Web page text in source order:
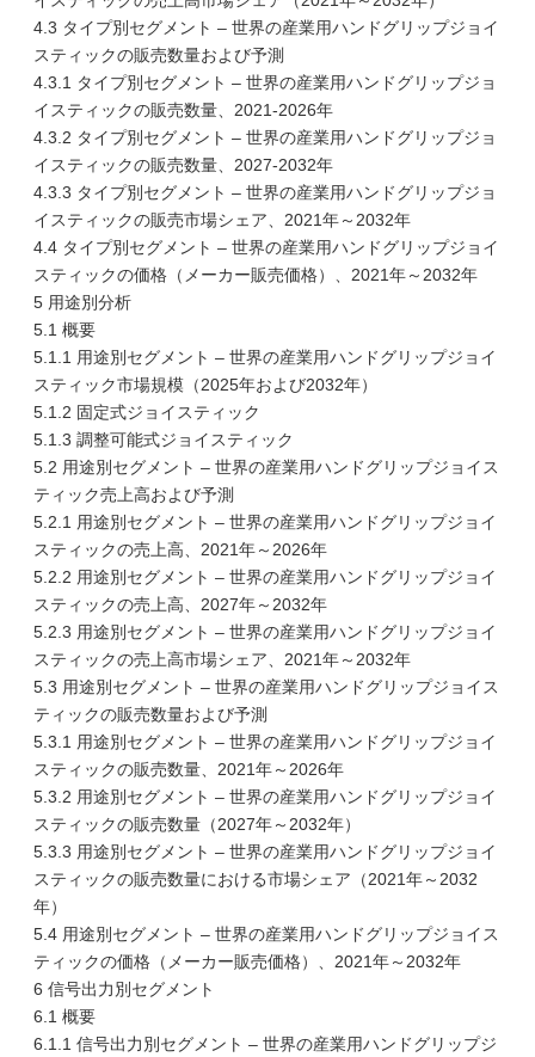
4.3 タイプ別セグメント – 世界の産業用ハンドグリップジョイ
スティックの販売数量および予測
4.3.1 タイプ別セグメント – 世界の産業用ハンドグリップジョ
イスティックの販売数量、2021-2026年
4.3.2 タイプ別セグメント – 世界の産業用ハンドグリップジョ
イスティックの販売数量、2027-2032年
4.3.3 タイプ別セグメント – 世界の産業用ハンドグリップジョ
イスティックの販売市場シェア、2021年～2032年
4.4 タイプ別セグメント – 世界の産業用ハンドグリップジョイ
スティックの価格（メーカー販売価格）、2021年～2032年
5 用途別分析
5.1 概要
5.1.1 用途別セグメント – 世界の産業用ハンドグリップジョイ
スティック市場規模（2025年および2032年）
5.1.2 固定式ジョイスティック
5.1.3 調整可能式ジョイスティック
5.2 用途別セグメント – 世界の産業用ハンドグリップジョイス
ティック売上高および予測
5.2.1 用途別セグメント – 世界の産業用ハンドグリップジョイ
スティックの売上高、2021年～2026年
5.2.2 用途別セグメント – 世界の産業用ハンドグリップジョイ
スティックの売上高、2027年～2032年
5.2.3 用途別セグメント – 世界の産業用ハンドグリップジョイ
スティックの売上高市場シェア、2021年～2032年
5.3 用途別セグメント – 世界の産業用ハンドグリップジョイス
ティックの販売数量および予測
5.3.1 用途別セグメント – 世界の産業用ハンドグリップジョイ
スティックの販売数量、2021年～2026年
5.3.2 用途別セグメント – 世界の産業用ハンドグリップジョイ
スティックの販売数量（2027年～2032年）
5.3.3 用途別セグメント – 世界の産業用ハンドグリップジョイ
スティックの販売数量における市場シェア（2021年～2032
年）
5.4 用途別セグメント – 世界の産業用ハンドグリップジョイス
ティックの価格（メーカー販売価格）、2021年～2032年
6 信号出力別セグメント
6.1 概要
6.1.1 信号出力別セグメント – 世界の産業用ハンドグリップジ